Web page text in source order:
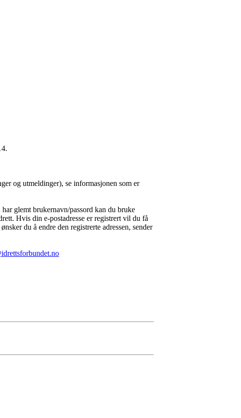
og utmeldinger), se informasjonen som er
glemt brukernavn/passord kan du bruke
Hvis din e-postadresse er registrert vil du få
du å endre den registrerte adressen, sender